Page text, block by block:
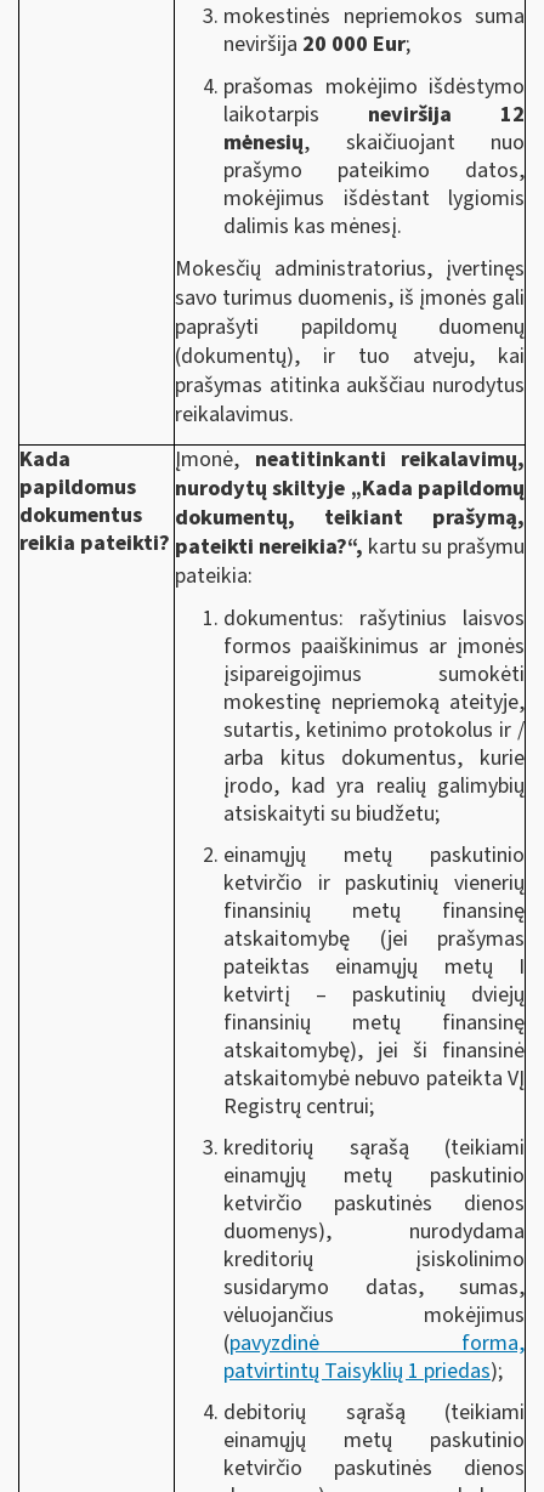
mokestinės nepriemokos suma
neviršija 20 000 Eur;
prašomas mokėjimo išdėstymo
laikotarpis neviršija 12
mėnesių, skaičiuojant nuo
prašymo pateikimo datos,
mokėjimus išdėstant lygiomis
dalimis kas mėnesį.
Mokesčių administratorius, įvertinęs
savo turimus duomenis, iš įmonės gali
paprašyti papildomų duomenų
(dokumentų), ir tuo atveju, kai
prašymas atitinka aukščiau nurodytus
reikalavimus.
Kada
papildomus
dokumentus
reikia pateikti?
Įmonė, neatitinkanti reikalavimų,
nurodytų skiltyje „Kada papildomų
dokumentų, teikiant prašymą,
pateikti nereikia?“, kartu su prašymu
pateikia:
dokumentus: rašytinius laisvos
formos paaiškinimus ar įmonės
įsipareigojimus sumokėti
mokestinę nepriemoką ateityje,
sutartis, ketinimo protokolus ir /
arba kitus dokumentus, kurie
įrodo, kad yra realių galimybių
atsiskaityti su biudžetu;
einamųjų metų paskutinio
ketvirčio ir paskutinių vienerių
finansinių metų finansinę
atskaitomybę (jei prašymas
pateiktas einamųjų metų I
ketvirtį – paskutinių dviejų
finansinių metų finansinę
atskaitomybę), jei ši finansinė
atskaitomybė nebuvo pateikta VĮ
Registrų centrui;
kreditorių sąrašą (teikiami
einamųjų metų paskutinio
ketvirčio paskutinės dienos
duomenys), nurodydama
kreditorių įsiskolinimo
susidarymo datas, sumas,
vėluojančius mokėjimus
(pavyzdinė forma,
patvirtintų Taisyklių 1 priedas);
debitorių sąrašą (teikiami
einamųjų metų paskutinio
ketvirčio paskutinės dienos